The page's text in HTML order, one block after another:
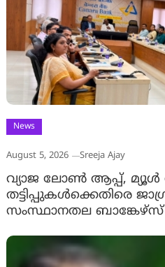
News
August 5, 2026 Sreeja Ajay
വ്യാജ ലോൺ ആപ്പ്,
തട്ടിപ്പുകൾക്കെതിരെ
സംസ്ഥാനതല ബാങ്കേഴ്സ്